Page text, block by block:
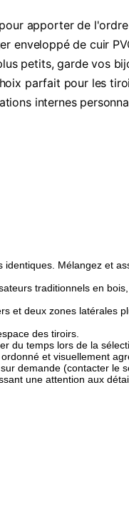
apporter de
enveloppé de cuir
petits, garde vos
parfait pour les
internes
Mélangez et
traditionnels en
et deux zones latérales
des tiroirs.
du temps lors de la
et visuellement
demande (contacter le
une attention aux